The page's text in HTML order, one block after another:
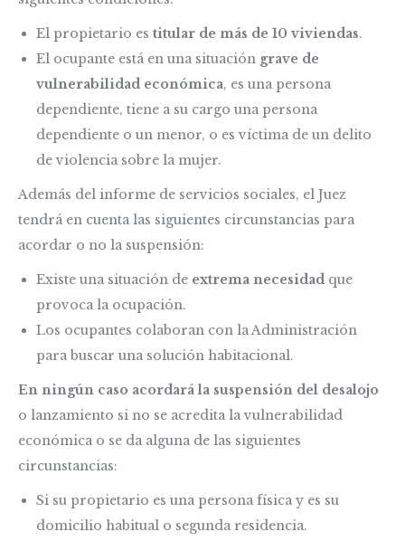
El propietario es titular de más de 10 viviendas.
El ocupante está en una situación grave de
vulnerabilidad económica, es una persona
dependiente, tiene a su cargo una persona
dependiente o un menor, o es víctima de un delito
de violencia sobre la mujer.
Además del informe de servicios sociales, el Juez
tendrá en cuenta las siguientes circunstancias para
acordar o no la suspensión:
Existe una situación de extrema necesidad que
provoca la ocupación.
Los ocupantes colaboran con la Administración
para buscar una solución habitacional.
En ningún caso acordará la suspensión del desalojo
o lanzamiento si no se acredita la vulnerabilidad
económica o se da alguna de las siguientes
circunstancias:
Si su propietario es una persona física y es su
domicilio habitual o segunda residencia.